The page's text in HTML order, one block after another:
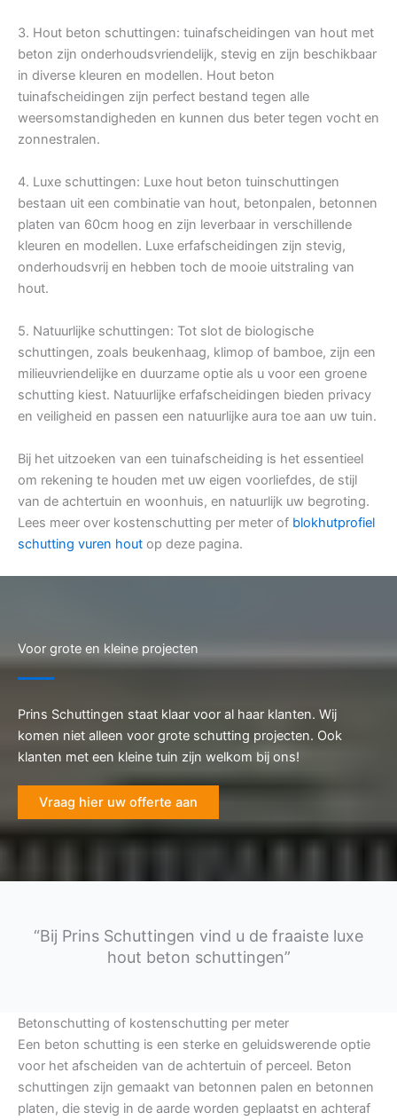
3. Hout beton schuttingen: tuinafscheidingen van hout met
beton zijn onderhoudsvriendelijk, stevig en zijn beschikbaar
in diverse kleuren en modellen. Hout beton
tuinafscheidingen zijn perfect bestand tegen alle
weersomstandigheden en kunnen dus beter tegen vocht en
zonnestralen.
4. Luxe schuttingen: Luxe hout beton tuinschuttingen
bestaan uit een combinatie van hout, betonpalen, betonnen
platen van 60cm hoog en zijn leverbaar in verschillende
kleuren en modellen. Luxe erfafscheidingen zijn stevig,
onderhoudsvrij en hebben toch de mooie uitstraling van
hout.
5. Natuurlijke schuttingen: Tot slot de biologische
schuttingen, zoals beukenhaag, klimop of bamboe, zijn een
milieuvriendelijke en duurzame optie als u voor een groene
schutting kiest. Natuurlijke erfafscheidingen bieden privacy
en veiligheid en passen een natuurlijke aura toe aan uw tuin.
Bij het uitzoeken van een tuinafscheiding is het essentieel
om rekening te houden met uw eigen voorliefdes, de stijl
van de achtertuin en woonhuis, en natuurlijk uw begroting.
Lees meer over kostenschutting per meter of blokhutprofiel
schutting vuren hout op deze pagina.
Voor grote en kleine projecten
Prins Schuttingen staat klaar voor al haar klanten. Wij
komen niet alleen voor grote schutting projecten. Ook
klanten met een kleine tuin zijn welkom bij ons!
Vraag hier uw offerte aan
“Bij Prins Schuttingen vind u de fraaiste luxe
hout beton schuttingen”
Betonschutting of kostenschutting per meter
Een beton schutting is een sterke en geluidswerende optie
voor het afscheiden van de achtertuin of perceel. Beton
schuttingen zijn gemaakt van betonnen palen en betonnen
platen, die stevig in de aarde worden geplaatst en achteraf